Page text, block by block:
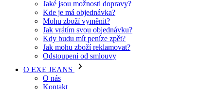
O EXE JEANS
O nás
Kontakt
Prodejny
Ochrana osobních údajů
Všeobecné obchodní podmínky
Kariéra
Telefon: